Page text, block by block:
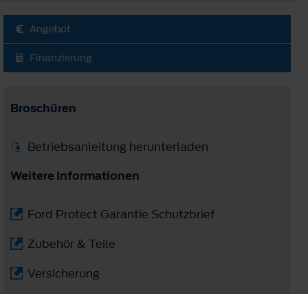
Angebot
Finanzierung
Broschüren
Betriebsanleitung herunterladen
Weitere Informationen
Ford Protect Garantie Schutzbrief
Zubehör & Teile
Versicherung